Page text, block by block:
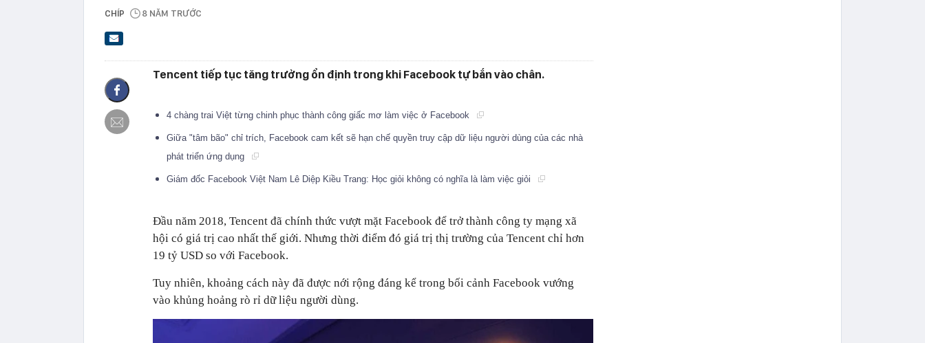
CHÍP 8 NĂM TRƯỚC
Tencent tiếp tục tăng trưởng ổn định trong khi Facebook tự bắn vào chân.
4 chàng trai Việt từng chinh phục thành công giấc mơ làm việc ở Facebook
Giữa "tâm bão" chỉ trích, Facebook cam kết sẽ hạn chế quyền truy cập dữ liệu người dùng của các nhà
phát triển ứng dụng
Giám đốc Facebook Việt Nam Lê Diệp Kiều Trang: Học giỏi không có nghĩa là làm việc giỏi
Đầu năm 2018, Tencent đã chính thức vượt mặt Facebook để trở thành công ty mạng xã
hội có giá trị cao nhất thế giới. Nhưng thời điểm đó giá trị thị trường của Tencent chỉ hơn
19 tỷ USD so với Facebook.
Tuy nhiên, khoảng cách này đã được nới rộng đáng kể trong bối cảnh Facebook vướng
vào khủng hoảng rò rỉ dữ liệu người dùng.